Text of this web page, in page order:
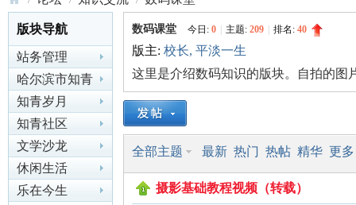
哈» ›
版块导航
站务管理
哈尔滨市知青
联谊会动态
知青岁月
知青社区
文学沙龙
休闲生活
乐在今生
数码课堂 今日: 0 主题: 209 排名: 40
版主: 校长, 平淡一生
这里是介绍数码知识的版块。自拍的图
全部主题 最新 热门 热帖 精华 更多
摄影基础教程视频（转载）